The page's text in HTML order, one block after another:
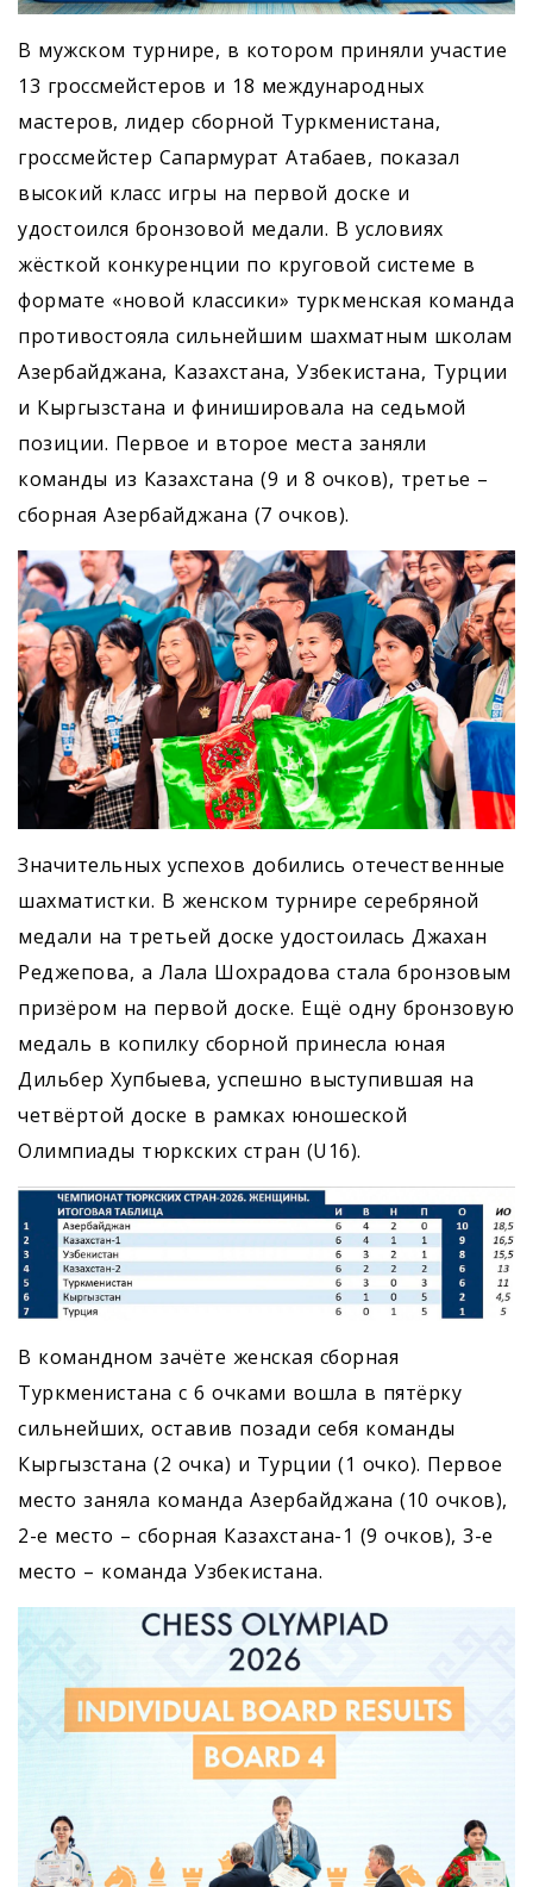
В мужском турнире, в котором приняли участие
13 гроссмейстеров и 18 международных
мастеров, лидер сборной Туркменистана,
гроссмейстер Сапармурат Атабаев, показал
высокий класс игры на первой доске и
удостоился бронзовой медали. В условиях
жёсткой конкуренции по круговой системе в
формате «новой классики» туркменская команда
противостояла сильнейшим шахматным школам
Азербайджана, Казахстана, Узбекистана, Турции
и Кыргызстана и финишировала на седьмой
позиции. Первое и второе места заняли
команды из Казахстана (9 и 8 очков), третье –
сборная Азербайджана (7 очков).
Значительных успехов добились отечественные
шахматистки. В женском турнире серебряной
медали на третьей доске удостоилась Джахан
Реджепова, а Лала Шохрадова стала бронзовым
призёром на первой доске. Ещё одну бронзовую
медаль в копилку сборной принесла юная
Дильбер Хупбыева, успешно выступившая на
четвёртой доске в рамках юношеской
Олимпиады тюркских стран (U16).
В командном зачёте женская сборная
Туркменистана с 6 очками вошла в пятёрку
сильнейших, оставив позади себя команды
Кыргызстана (2 очка) и Турции (1 очко). Первое
место заняла команда Азербайджана (10 очков),
2-е место – сборная Казахстана-1 (9 очков), 3-е
место – команда Узбекистана.